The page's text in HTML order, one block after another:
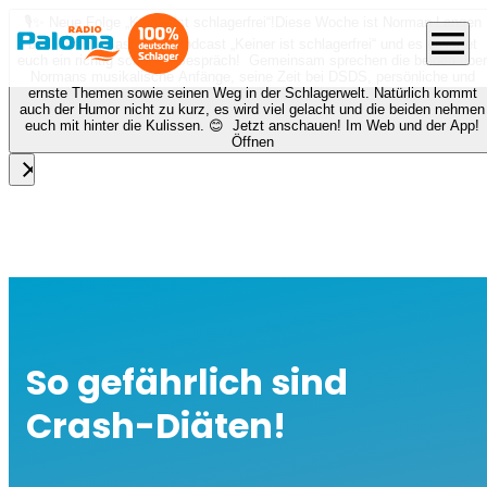
🎙️✨ Neue Folge „Keiner ist schlagerfrei“!
Diese Woche ist Norman Langen
bei Nora zu Gast beim Podcast „Keiner ist schlagerfrei“ und es erwartet
euch ein richtig schönes Gespräch! Gemeinsam sprechen die beiden über
Normans musikalische Anfänge, seine Zeit bei DSDS, persönliche und
ernste Themen sowie seinen Weg in der Schlagerwelt. Natürlich kommt
auch der Humor nicht zu kurz, es wird viel gelacht und die beiden nehmen
euch mit hinter die Kulissen. 😊 Jetzt anschauen! Im Web und der App!
Öffnen
close
menu
So gefährlich sind
Crash-Diäten!